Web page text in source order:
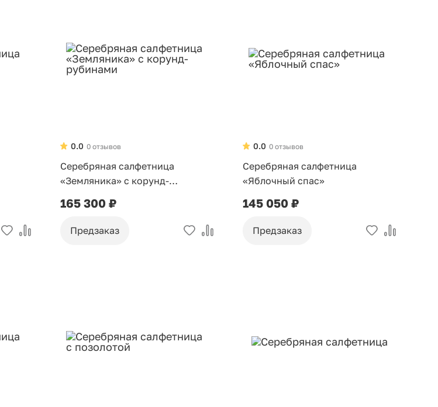
0 отзывов
0.0
Серебряная салфетница
«Земляника» с корунд-
165 300 ₽
Предзаказ
0 отзывов
0.0
Серебряная салфетница
«Яблочный спас»
145 050 ₽
Предзаказ